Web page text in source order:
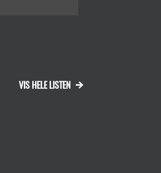
VIS HELE LISTEN